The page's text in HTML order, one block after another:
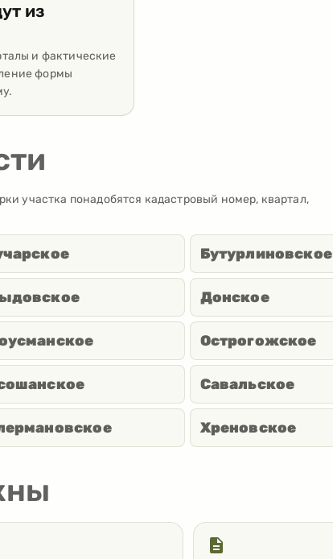
из
и фактические
формы
участка понадобятся кадастровый номер, квартал,
Бутурлиновское
Донское
Острогожское
Савальское
Хреновское